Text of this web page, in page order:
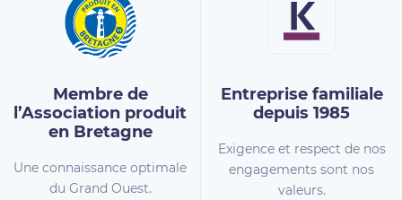
Membre de
l’Association produit
en Bretagne
Une connaissance optimale
du Grand Ouest.
Entreprise familiale
depuis 1985
Exigence et respect de nos
engagements sont nos
valeurs.